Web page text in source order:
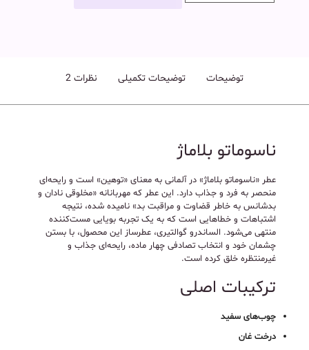
توضیحات توضیحات تکمیلی نظرات 2
ناسوماتو بلاماژ
عطر «ناسوماتو بلاماژ» در آلمانی به معنای «توهین» است و رایحه‌ای
منحصر به فرد و جذاب دارد. این عطر که مهربانانه «مخلوقی نادان و
بدشانس به خاطر قضاوت و مراقبت بد» نامیده شده، نتیجه
اشتباهات و خطاهایی است که به یک تجربه بویایی مست‌کننده
منتهی می‌شود. الساندرو گوالتیری، عطرساز این محصول، با بستن
چشمان خود و انتخاب تصادفی چهار ماده، رایحه‌ای جذاب و
غیرمنتظره خلق کرده است.
ترکیبات اصلی
چوب‌های سفید
درخت غان